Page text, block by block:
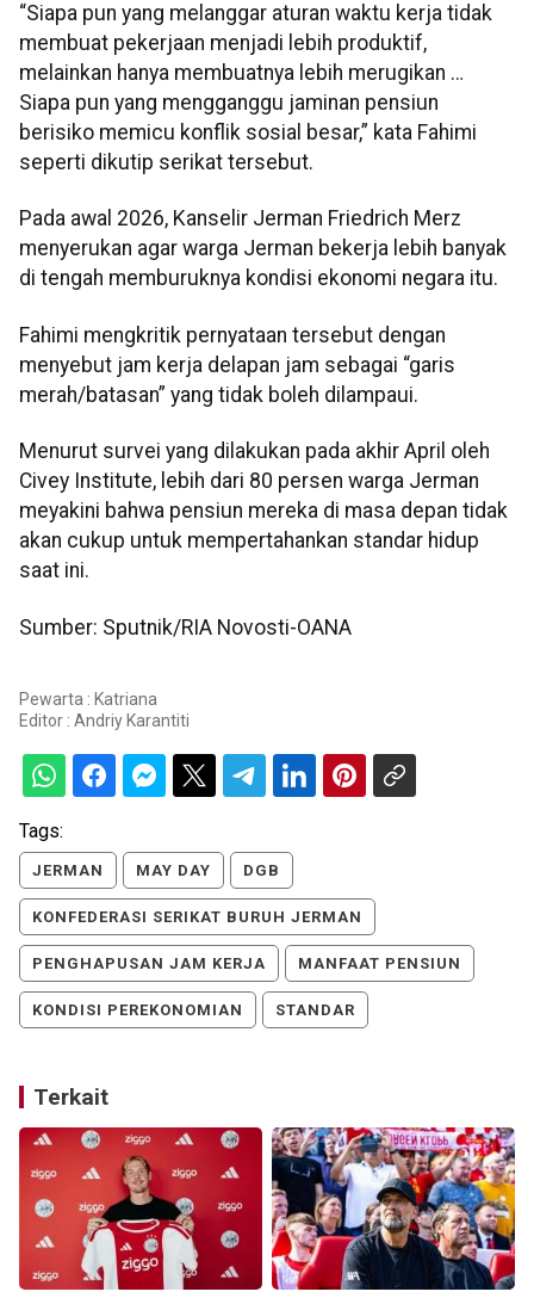
“Siapa pun yang melanggar aturan waktu kerja tidak
membuat pekerjaan menjadi lebih produktif,
melainkan hanya membuatnya lebih merugikan …
Siapa pun yang mengganggu jaminan pensiun
berisiko memicu konflik sosial besar,” kata Fahimi
seperti dikutip serikat tersebut.
Pada awal 2026, Kanselir Jerman Friedrich Merz
menyerukan agar warga Jerman bekerja lebih banyak
di tengah memburuknya kondisi ekonomi negara itu.
Fahimi mengkritik pernyataan tersebut dengan
menyebut jam kerja delapan jam sebagai “garis
merah/batasan” yang tidak boleh dilampaui.
Menurut survei yang dilakukan pada akhir April oleh
Civey Institute, lebih dari 80 persen warga Jerman
meyakini bahwa pensiun mereka di masa depan tidak
akan cukup untuk mempertahankan standar hidup
saat ini.
Sumber: Sputnik/RIA Novosti-OANA
Pewarta : Katriana
Editor : Andriy Karantiti
Tags:
JERMAN MAY DAY DGB
KONFEDERASI SERIKAT BURUH JERMAN
PENGHAPUSAN JAM KERJA MANFAAT PENSIUN
KONDISI PEREKONOMIAN STANDAR
Terkait